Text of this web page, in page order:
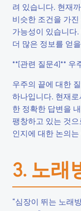
려 있습니다. 현재
비슷한 조건을 가
가능성이 있습니다
더 많은 정보를 얻
**[관련 질문4]** 우
우주의 끝에 대한
하나입니다. 현재
한 정확한 답변을
팽창하고 있는 것
인지에 대한 논의
3. 노래
“심장이 뛰는 노래